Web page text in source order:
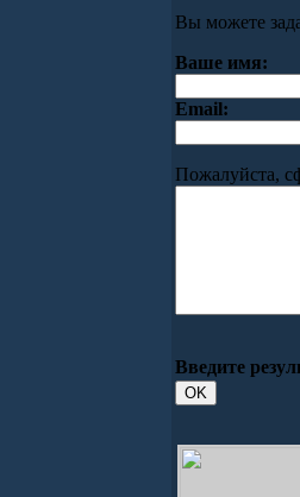
Вы можете
Ваше имя:
Email:
Пожалуйста,
Введите